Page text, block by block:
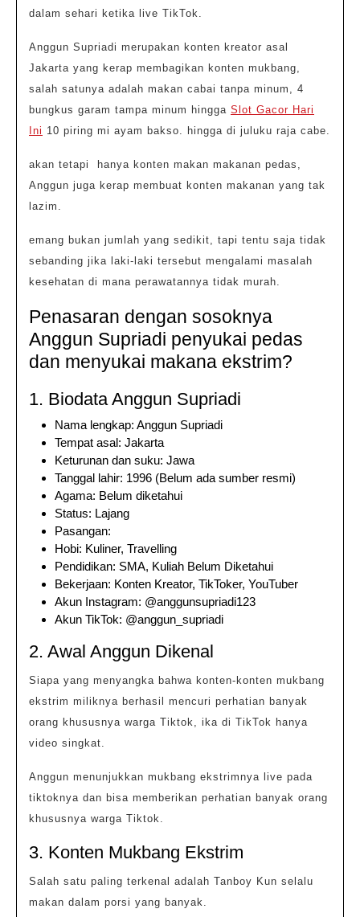
dalam sehari ketika live TikTok.
Anggun Supriadi merupakan konten kreator asal
Jakarta yang kerap membagikan konten mukbang,
salah satunya adalah makan cabai tanpa minum, 4
bungkus garam tampa minum hingga Slot Gacor Hari
Ini 10 piring mi ayam bakso. hingga di juluku raja cabe.
akan tetapi hanya konten makan makanan pedas,
Anggun juga kerap membuat konten makanan yang tak
lazim.
emang bukan jumlah yang sedikit, tapi tentu saja tidak
sebanding jika laki-laki tersebut mengalami masalah
kesehatan di mana perawatannya tidak murah.
Penasaran dengan sosoknya
Anggun Supriadi penyukai pedas
dan menyukai makana ekstrim?
1. Biodata Anggun Supriadi
Nama lengkap: Anggun Supriadi
Tempat asal: Jakarta
Keturunan dan suku: Jawa
Tanggal lahir: 1996 (Belum ada sumber resmi)
Agama: Belum diketahui
Status: Lajang
Pasangan:
Hobi: Kuliner, Travelling
Pendidikan: SMA, Kuliah Belum Diketahui
Bekerjaan: Konten Kreator, TikToker, YouTuber
Akun Instagram: @anggunsupriadi123
Akun TikTok: @anggun_supriadi
2. Awal Anggun Dikenal
Siapa yang menyangka bahwa konten-konten mukbang
ekstrim miliknya berhasil mencuri perhatian banyak
orang khususnya warga Tiktok, ika di TikTok hanya
video singkat.
Anggun menunjukkan mukbang ekstrimnya live pada
tiktoknya dan bisa memberikan perhatian banyak orang
khususnya warga Tiktok.
3. Konten Mukbang Ekstrim
Salah satu paling terkenal adalah Tanboy Kun selalu
makan dalam porsi yang banyak.